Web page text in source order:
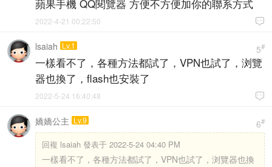
蘋果手機 QQ閱覽器 方便不方便加你的聯系方式

2022-4-21 00:22:50
5#
lsaiah Lv.1
一樣看不了，各種方法都試了，VPN也試了，浏覽
器也換了，flash也安裝了

2022-5-24 16:40:48
6#
嬌嬌公主 Lv.9
回複 lsaiah 發表于 2022-5-24 04:40 PM
一樣看不了，各種方法都試了，VPN也試了，浏覽器也換